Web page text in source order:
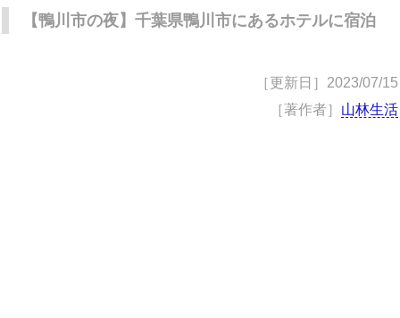
【鴨川市の夜】千葉県鴨川市にあるホテルに宿泊
［更新日］ 2023/07/15
［著作者］ 山林生活